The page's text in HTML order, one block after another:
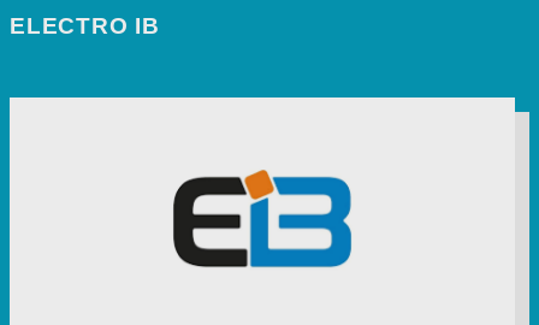
ELECTRO IB